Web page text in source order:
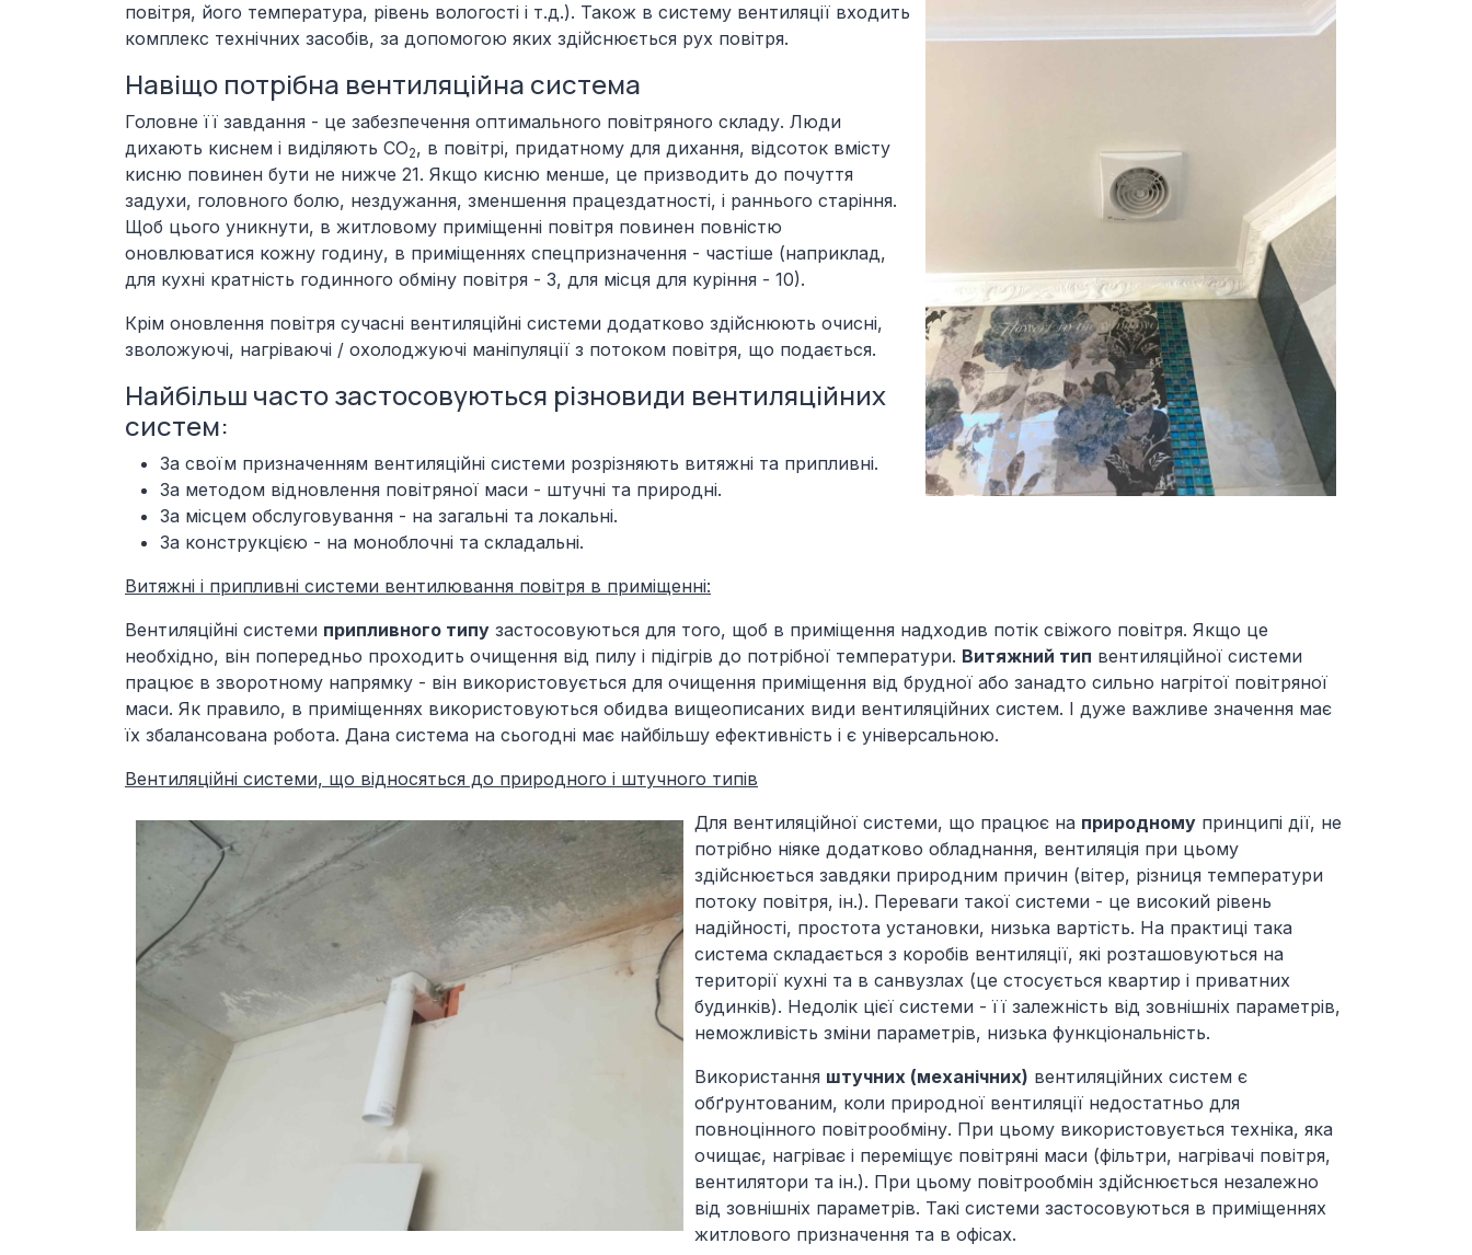
повітря, його температура, рівень вологості і т.д.). Також в систему вентиляції входить
комплекс технічних засобів, за допомогою яких здійснюється рух повітря.
Навіщо потрібна вентиляційна система
Головне її завдання - це забезпечення оптимального повітряного складу. Люди
дихають киснем і виділяють СО2, в повітрі, придатному для дихання, відсоток вмісту
кисню повинен бути не нижче 21. Якщо кисню менше, це призводить до почуття
задухи, головного болю, нездужання, зменшення працездатності, і раннього старіння.
Щоб цього уникнути, в житловому приміщенні повітря повинен повністю
оновлюватися кожну годину, в приміщеннях спецпризначення - частіше (наприклад,
для кухні кратність годинного обміну повітря - 3, для місця для куріння - 10).
Крім оновлення повітря сучасні вентиляційні системи додатково здійснюють очисні,
зволожуючі, нагріваючі / охолоджуючі маніпуляції з потоком повітря, що подається.
Найбільш часто застосовуються різновиди вентиляційних
систем:
За своїм призначенням вентиляційні системи розрізняють витяжні та припливні.
За методом відновлення повітряної маси - штучні та природні.
За місцем обслуговування - на загальні та локальні.
За конструкцією - на моноблочні та складальні.
Витяжні і припливні системи вентилювання повітря в приміщенні:
Вентиляційні системи припливного типу застосовуються для того, щоб в приміщення надходив потік свіжого повітря. Якщо це
необхідно, він попередньо проходить очищення від пилу і підігрів до потрібної температури. Витяжний тип вентиляційної системи
працює в зворотному напрямку - він використовується для очищення приміщення від брудної або занадто сильно нагрітої повітряної
маси. Як правило, в приміщеннях використовуються обидва вищеописаних види вентиляційних систем. І дуже важливе значення має
їх збалансована робота. Дана система на сьогодні має найбільшу ефективність і є універсальною.
Вентиляційні системи, що відносяться до природного і штучного типів
Для вентиляційної системи, що працює на природному принципі дії, не
потрібно ніяке додатково обладнання, вентиляція при цьому
здійснюється завдяки природним причин (вітер, різниця температури
потоку повітря, ін.). Переваги такої системи - це високий рівень
надійності, простота установки, низька вартість. На практиці така
система складається з коробів вентиляції, які розташовуються на
території кухні та в санвузлах (це стосується квартир і приватних
будинків). Недолік цієї системи - її залежність від зовнішніх параметрів,
неможливість зміни параметрів, низька функціональність.
Використання штучних (механічних) вентиляційних систем є
обґрунтованим, коли природної вентиляції недостатньо для
повноцінного повітрообміну. При цьому використовується техніка, яка
очищає, нагріває і переміщує повітряні маси (фільтри, нагрівачі повітря,
вентилятори та ін.). При цьому повітрообмін здійснюється незалежно
від зовнішніх параметрів. Такі системи застосовуються в приміщеннях
житлового призначення та в офісах.